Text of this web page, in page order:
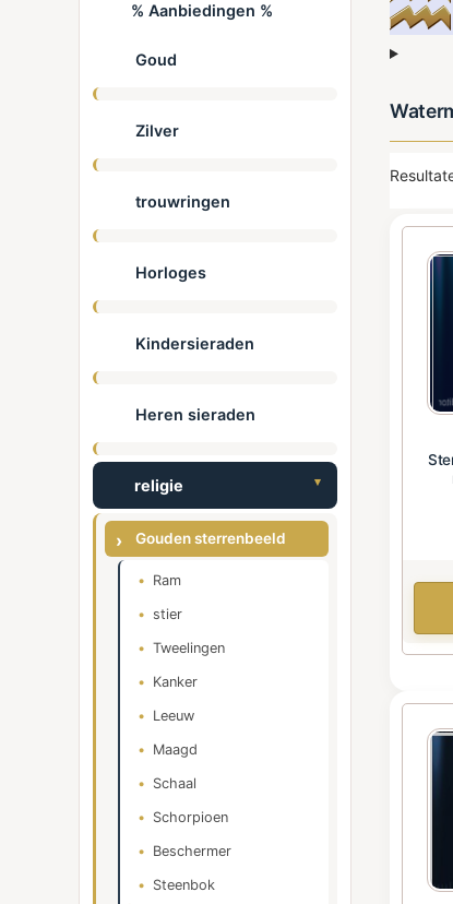
% Aanbiedingen %
Goud
Zilver
trouwringen
Horloges
Kindersieraden
Heren sieraden
religie
Gouden sterrenbeeld
Ram
stier
Tweelingen
Kanker
Leeuw
Maagd
Schaal
Schorpioen
Beschermer
Steenbok